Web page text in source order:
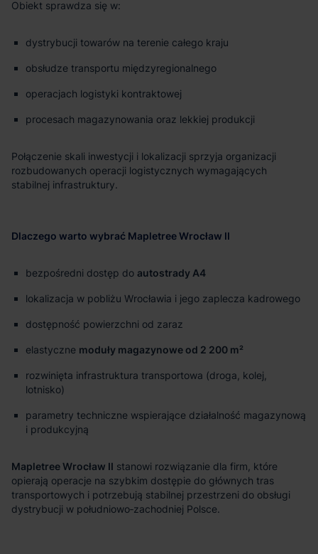
Obiekt sprawdza się w:
dystrybucji towarów na terenie całego kraju
obsłudze transportu międzyregionalnego
operacjach logistyki kontraktowej
procesach magazynowania oraz lekkiej produkcji
Połączenie skali inwestycji i lokalizacji sprzyja organizacji
rozbudowanych operacji logistycznych wymagających
stabilnej infrastruktury.
Dlaczego warto wybrać Mapletree Wrocław II
bezpośredni dostęp do autostrady A4
lokalizacja w pobliżu Wrocławia i jego zaplecza kadrowego
dostępność powierzchni od zaraz
elastyczne moduły magazynowe od 2 200 m²
rozwinięta infrastruktura transportowa (droga, kolej,
lotnisko)
parametry techniczne wspierające działalność magazynową
i produkcyjną
Mapletree Wrocław II stanowi rozwiązanie dla firm, które
opierają operacje na szybkim dostępie do głównych tras
transportowych i potrzebują stabilnej przestrzeni do obsługi
dystrybucji w południowo‑zachodniej Polsce.